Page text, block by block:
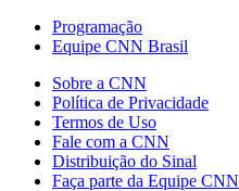
Programação
Equipe CNN Brasil
Sobre a CNN
Política de Privacidade
Termos de Uso
Fale com a CNN
Distribuição do Sinal
Faça parte da Equipe CNN